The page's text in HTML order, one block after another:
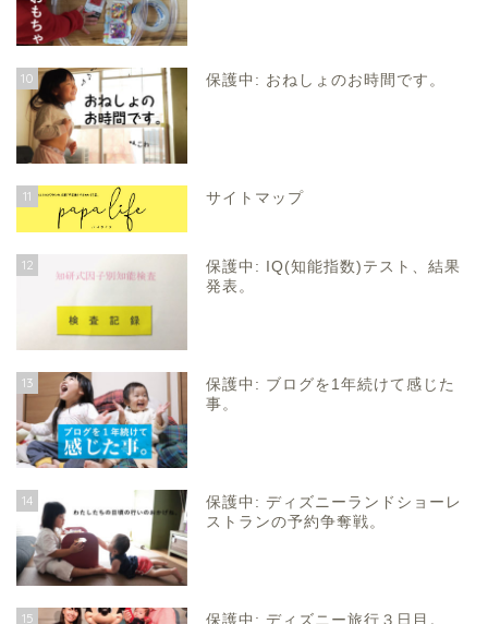
10 保護中: おねしょのお時間です。
11 サイトマップ
12
保護中: IQ(知能指数)テスト、結果
発表。
13
保護中: ブログを1年続けて感じた
事。
14
保護中: ディズニーランドショーレ
ストランの予約争奪戦。
15 保護中: ディズニー旅行３日目。